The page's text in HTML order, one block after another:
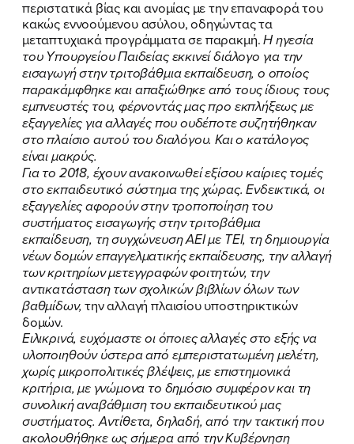
ΠΟΙΑ ΕΙΜΑΙ
ΕΡΓΟ
ΕΚΔΗΛΩΣΕΙΣ
ΝΕΑ
ΕΛΑ ΚΙ ΕΣΥ
FB IN TW YT LN VB TIKTOK
περιστατικά βίας και ανομίας με την επαναφορά του
κακώς εννοούμενου ασύλου, οδηγώντας τα
μεταπτυχιακά προγράμματα σε παρακμή.Η ηγεσία
του Υπουργείου Παιδείας εκκινεί διάλογο για την
εισαγωγή στην τριτοβάθμια εκπαίδευση, ο οποίος
παρακάμφθηκε και απαξιώθηκε από τους ίδιους τους
εμπνευστές του, φέρνοντάς μας προ εκπλήξεως με
εξαγγελίες για αλλαγές που ουδέποτε συζητήθηκαν
στο πλαίσιο αυτού του διαλόγου. Και ο κατάλογος
είναι μακρύς.
Για το 2018, έχουν ανακοινωθεί εξίσου καίριες τομές
στο εκπαιδευτικό σύστημα της χώρας. Ενδεικτικά, οι
εξαγγελίες αφορούν στην τροποποίηση του
συστήματος εισαγωγής στην τριτοβάθμια
εκπαίδευση, τη συγχώνευση ΑΕΙ με ΤΕΙ, τη δημιουργία
νέων δομών επαγγελματικής εκπαίδευσης, την αλλαγή
των κριτηρίων μετεγγραφών φοιτητών, την
αντικατάσταση των σχολικών βιβλίων όλων των
βαθμίδων,την αλλαγή πλαισίου υποστηρικτικών
δομών.
Ειλικρινά, ευχόμαστε οι όποιες αλλαγές στο εξής να
υλοποιηθούν ύστερα από εμπεριστατωμένη μελέτη,
χωρίς μικροπολιτικές βλέψεις, με επιστημονικά
κριτήρια, με γνώμονα το δημόσιο συμφέρον και τη
συνολική αναβάθμιση του εκπαιδευτικού μας
συστήματος. Αντίθετα, δηλαδή, από την τακτική που
ακολουθήθηκε ως σήμερα από την Κυβέρνηση